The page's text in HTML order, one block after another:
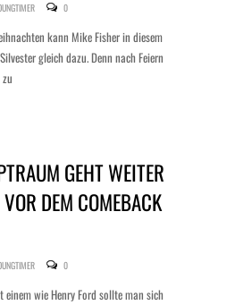
0
kann Mike Fisher in diesem
gleich dazu. Denn nach Feiern
GEHT WEITER
DEM COMEBACK
0
wie Henry Ford sollte man sich